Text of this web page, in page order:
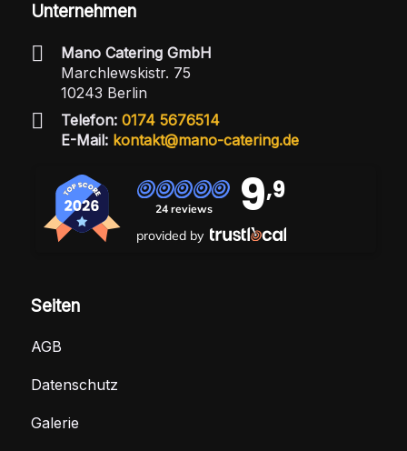
Unternehmen
Mano Catering GmbH
Marchlewskistr. 75
10243 Berlin
Telefon: 0174 5676514
E-Mail: kontakt@mano-catering.de
24 reviews 9,9
provided by
Seiten
AGB
Datenschutz
Galerie